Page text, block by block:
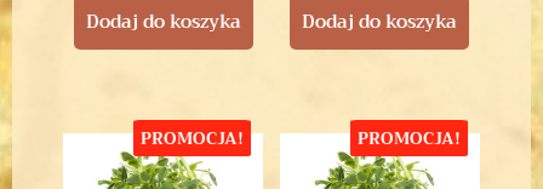
Dodaj do koszyka Dodaj do koszyka
PROMOCJA! PROMOCJA!